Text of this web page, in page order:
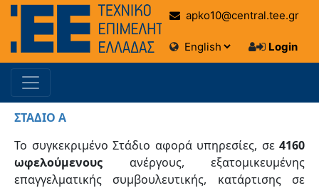
apko10@central.tee.gr
Login
ΣΤΑΔΙΟ Α
Το συγκεκριμένο Στάδιο αφορά υπηρεσίες, σε 4160
ωφελούμενους ανέργους, εξατομικευμένης
επαγγελματικής συμβουλευτικής, κατάρτισης σε